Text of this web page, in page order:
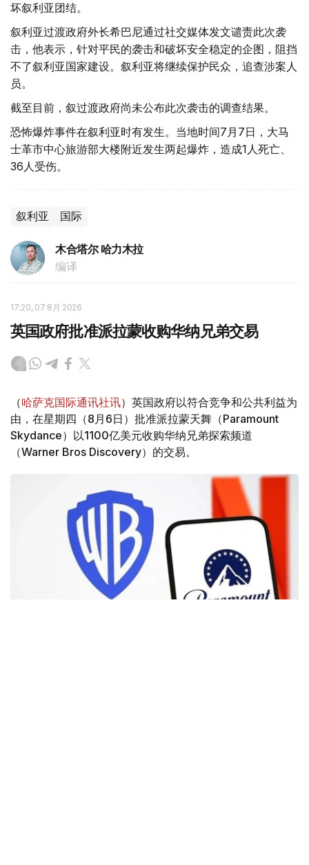
坏叙利亚团结。
叙利亚过渡政府外长希巴尼通过社交媒体发文谴责此次袭
击，他表示，针对平民的袭击和破坏安全稳定的企图，阻挡
不了叙利亚国家建设。叙利亚将继续保护民众，追查涉案人
员。
截至目前，叙过渡政府尚未公布此次袭击的调查结果。
恐怖爆炸事件在叙利亚时有发生。当地时间7月7日，大马
士革市中心旅游部大楼附近发生两起爆炸，造成1人死亡、
36人受伤。
叙利亚 国际
木合塔尔 哈力木拉
编译
17:20, 07 8月 2026
英国政府批准派拉蒙收购华纳兄弟交易
（哈萨克国际通讯社讯）英国政府以符合竞争和公共利益为
由，在星期四（8月6日）批准派拉蒙天舞（Paramount
Skydance）以1100亿美元收购华纳兄弟探索频道
（Warner Bros Discovery）的交易。